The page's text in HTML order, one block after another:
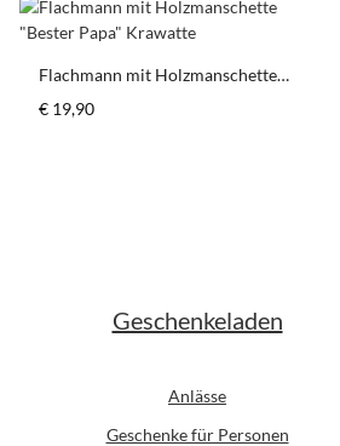
Flachmann mit Holzmanschette
Regulärer Preis:
€ 19,90
Geschenkeladen
Anlässe
Geschenke für Personen